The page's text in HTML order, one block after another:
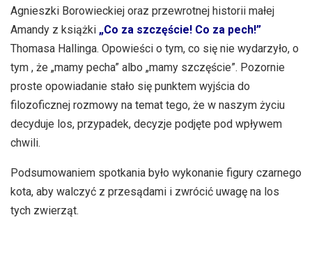
Agnieszki Borowieckiej oraz przewrotnej historii małej
Amandy z książki „Co za szczęście! Co za pech!”
Thomasa Hallinga. Opowieści o tym, co się nie wydarzyło, o
tym , że „mamy pecha” albo „mamy szczęście”. Pozornie
proste opowiadanie stało się punktem wyjścia do
filozoficznej rozmowy na temat tego, że w naszym życiu
decyduje los, przypadek, decyzje podjęte pod wpływem
chwili.
Podsumowaniem spotkania było wykonanie figury czarnego
kota, aby walczyć z przesądami i zwrócić uwagę na los
tych zwierząt.